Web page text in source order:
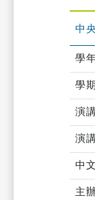
中
學
學期
演
演
中
主